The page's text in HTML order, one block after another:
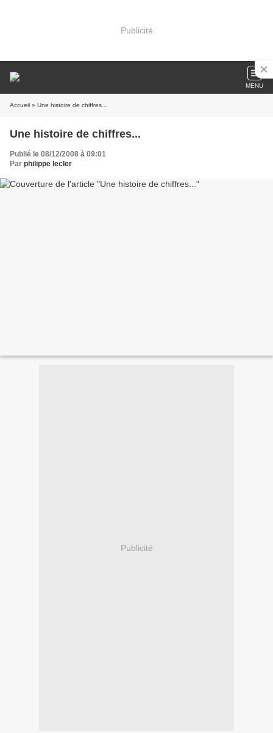
Publicité
MENU
Accueil » Une histoire de chiffres...
Une histoire de chiffres...
Publié le 08/12/2008 à 09:01
Par philippe lecler
Publicité